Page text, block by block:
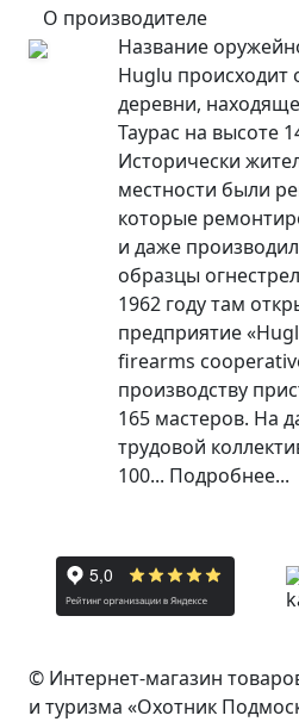
О производителе
Название
Huglu происходит
деревни,
Таурас на высоте
Исторически
местности были
которые
и даже
образцы
1962 году там
предприятие
firearms
производству
165 мастеров. На
трудовой
100... Подробнее...
© Интернет-магазин
и туризма «Охотник